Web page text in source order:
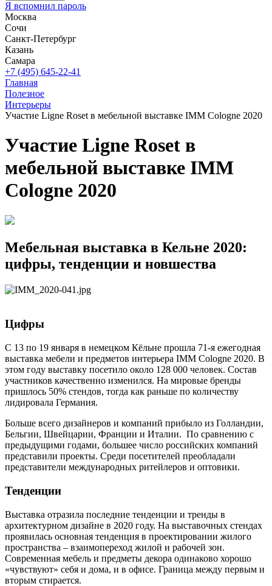
Я вспомнил пароль
Москва
Сочи
Санкт-Петербург
Казань
Самара
+7 (495) 645-22-41
Главная
Полезное
Интерьеры
Участие Ligne Roset в мебельной выставке IMM Cologne 2020
Участие Ligne Roset в
мебельной выставке IMM
Cologne 2020
Мебельная выставка в Кельне 2020:
цифры, тенденции и новшества
Цифры
С 13 по 19 января в немецком Кёльне прошла 71-я ежегодная
выставка мебели и предметов интерьера IMM Cologne 2020. В
этом году выставку посетило около 128 000 человек. Состав
участников качественно изменился. На мировые бренды
пришлось 50% стендов, тогда как раньше по количеству
лидировала Германия.
Больше всего дизайнеров и компаний прибыло из Голландии,
Бельгии, Швейцарии, Франции и Италии. По сравнению с
предыдущими годами, большее число российских компаний
представили проекты. Среди посетителей преобладали
представители международных ритейлеров и оптовики.
Тенденции
Выставка отразила последние тенденции и тренды в
архитектурном дизайне в 2020 году. На выставочных стендах
проявилась основная тенденция в проектировании жилого
пространства – взаимопереход жилой и рабочей зон.
Современная мебель и предметы декора одинаково хорошо
«чувствуют» себя и дома, и в офисе. Граница между первым и
вторым стирается.